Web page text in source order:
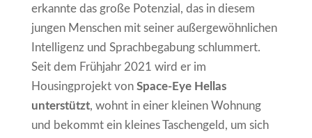
erkannte das große Potenzial, das in diesem
jungen Menschen mit seiner außergewöhnlichen
Intelligenz und Sprachbegabung schlummert.
Seit dem Frühjahr 2021 wird er im
Housingprojekt von Space-Eye Hellas
unterstützt, wohnt in einer kleinen Wohnung
und bekommt ein kleines Taschengeld, um sich